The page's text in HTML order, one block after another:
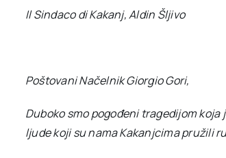
Il Sindaco di Kakanj, Aldin Šljivo
Poštovani Načelnik Giorgio Gori,
Duboko smo pogođeni tragedijom
ljude koji su nama Kakanjcima pružili